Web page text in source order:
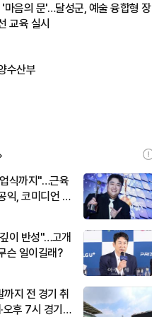
마음의 문'…달성군, 예술 융합형 장
교육 실시
수산부
식까지"…근육
익, 코미디언 김
이 반성"…고개
슨 일이길래?
지 전 경기 취
후 7시 경기